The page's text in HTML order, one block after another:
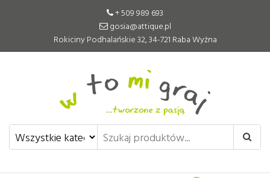
+ 509 989 693
gosia@attique.pl
Rokiciny Podhalańskie 32, 34-721 Raba Wyżna
W to mi graj
Pomoce edukacyjne tworzone z
pasją